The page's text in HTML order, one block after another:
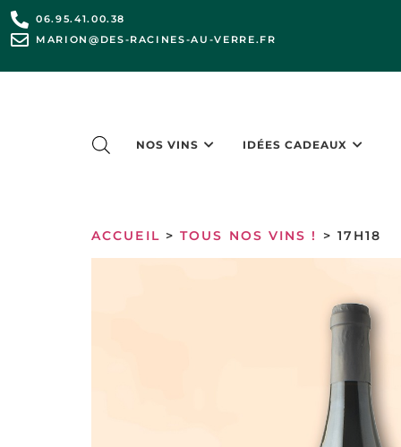
06.95.41.00.38
MARION@DES-RACINES-AU-VERRE.FR
NOS VINS IDÉES CADEAUX
ACCUEIL >TOUS NOS VINS ! > 17H18